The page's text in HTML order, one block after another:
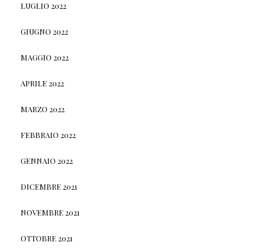
LUGLIO 2022
GIUGNO 2022
MAGGIO 2022
APRILE 2022
MARZO 2022
FEBBRAIO 2022
GENNAIO 2022
DICEMBRE 2021
NOVEMBRE 2021
OTTOBRE 2021